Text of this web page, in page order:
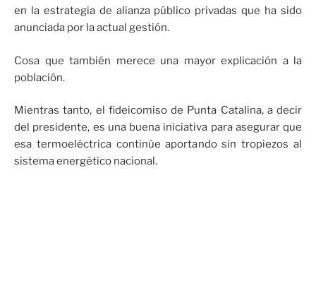
en la estrategia de alianza público privadas que ha sido
anunciada por la actual gestión.
Cosa que también merece una mayor explicación a la
población.
Mientras tanto, el fideicomiso de Punta Catalina, a decir
del presidente, es una buena iniciativa para asegurar que
esa termoeléctrica continúe aportando sin tropiezos al
sistema energético nacional.